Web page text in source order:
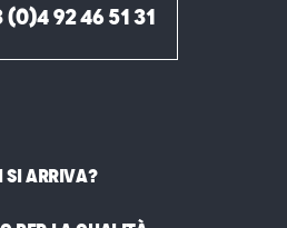
(0)4 92 46 51 31
SI ARRIVA?